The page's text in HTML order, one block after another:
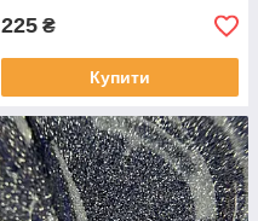
225 ₴
Купити